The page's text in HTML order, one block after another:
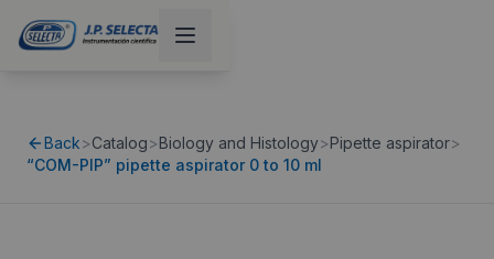
Back>Catalog>Biology and Histology>Pipette aspirator>
“COM-PIP” pipette aspirator 0 to 10 ml